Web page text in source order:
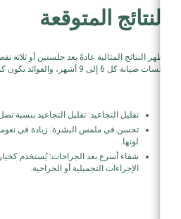
النتائج المتوقعة
جلسات صيانة كل 6 إلى 9 أشهر، والفوائد تكون كما يلي:
تقليل التجاعيد: تقليل التجاعيد بنسبة تصل إلى 22.5% بعد ثلاث
تحسن في ملمس البشرة: زيادة في نعومة
لونها.
شفاء أسرع بعد الجراحات: يُستخدم كخيار
الإجراءات التجميلية أو الجراحية.